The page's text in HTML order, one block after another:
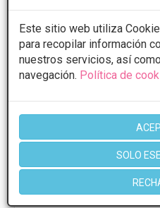
Este sitio web utiliza
para recopilar información
nuestros servicios, así
navegación. Política de
SOLO